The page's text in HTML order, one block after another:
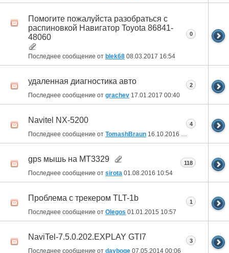
Помогите пожалуйста разобраться с
распиновкой Навигатор Toyota 86841-
48060
Последнее сообщение от blek68 08.03.2017 16:54
0
удаленная диагностика авто
Последнее сообщение от grachev 17.01.2017 00:40
2
Navitel NX-5200
Последнее сообщение от TomashBraun 16.10.2016 03:30
4
gps мышь на MT3329
Последнее сообщение от sirota 01.08.2016 10:54
118
Проблема с трекером TLT-1b
Последнее сообщение от Olegos 01.01.2015 10:57
1
NaviTel-7.5.0.202.EXPLAY GTI7
Последнее сообщение от dayboge 07.05.2014 00:06
3